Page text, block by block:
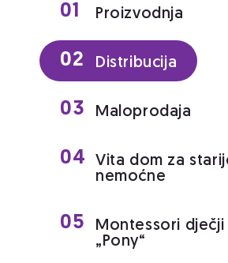
01 Proizvodnja
02 Distribucija
03 Maloprodaja
04
Vita dom za
nemoćne
05
Montessori dječji
„Pony“